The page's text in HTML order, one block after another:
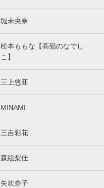
堀未央奈
松本ももな【高嶺のなでし
こ】
三上悠亜
MINAMI
三吉彩花
森絵梨佳
矢吹奈子